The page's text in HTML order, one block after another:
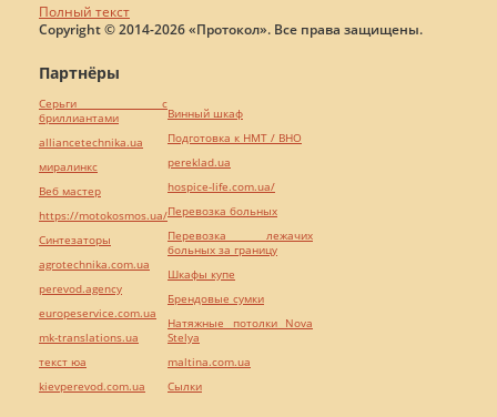
Полный текст
Copyright © 2014-2026 «Протокол». Все права защищены.
Партнёры
Серьги с
бриллиантами
alliancetechnika.ua
миралинкс
Веб мастер
https://motokosmos.ua/
Синтезаторы
agrotechnika.com.ua
perevod.agency
europeservice.com.ua
mk-translations.ua
текст юа
kievperevod.com.ua
Винный шкаф
Подготовка к НМТ / ВНО
pereklad.ua
hospice-life.com.ua/
Перевозка больных
Перевозка лежачих
больных за границу
Шкафы купе
Брендовые сумки
Натяжные потолки Nova
Stelya
maltina.com.ua
Cылки